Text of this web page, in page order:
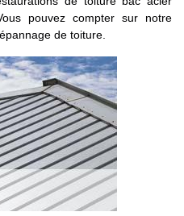
pouvez compter sur notre
de toiture.